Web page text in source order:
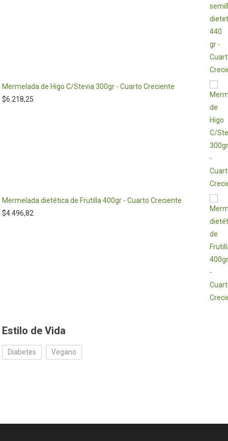
Mermelada de Higo C/Stevia 300gr - Cuarto Creciente
$6.218,25
Mermelada dietética de Frutilla 400gr - Cuarto Creciente
$4.496,82
Estilo de Vida
Diabetes Vegano